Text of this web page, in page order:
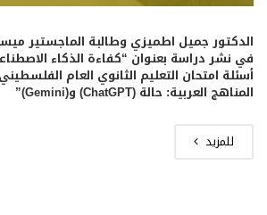
الدكتور جميل اطميزي وطالبة الماجستير
في نشر دراسة بعنوان “كفاءة الذكاء
أسئلة امتحان التعليم الثانوي العام
المناهج العربية: حالة (ChatGPT) و(Gemini)”
للمزيد